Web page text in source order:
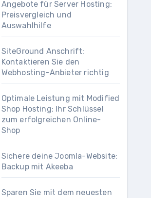
Angebote für Server Hosting:
Preisvergleich und
Auswahlhilfe
SiteGround Anschrift:
Kontaktieren Sie den
Webhosting-Anbieter richtig
Optimale Leistung mit Modified
Shop Hosting: Ihr Schlüssel
zum erfolgreichen Online-
Shop
Sichere deine Joomla-Website:
Backup mit Akeeba
Sparen Sie mit dem neuesten